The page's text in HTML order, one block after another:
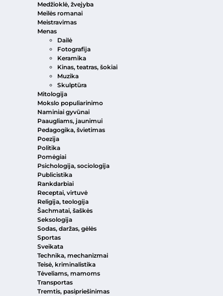
Medžioklė, žvejyba
Meilės romanai
Meistravimas
Menas
Dailė
Fotografija
Keramika
Kinas, teatras, šokiai
Muzika
Skulptūra
Mitologija
Mokslo populiarinimo
Naminiai gyvūnai
Paaugliams, jaunimui
Pedagogika, švietimas
Poezija
Politika
Pomėgiai
Psichologija, sociologija
Publicistika
Rankdarbiai
Receptai, virtuvė
Religija, teologija
Šachmatai, šaškės
Seksologija
Sodas, daržas, gėlės
Sportas
Sveikata
Technika, mechanizmai
Teisė, kriminalistika
Tėveliams, mamoms
Transportas
Tremtis, pasipriešinimas